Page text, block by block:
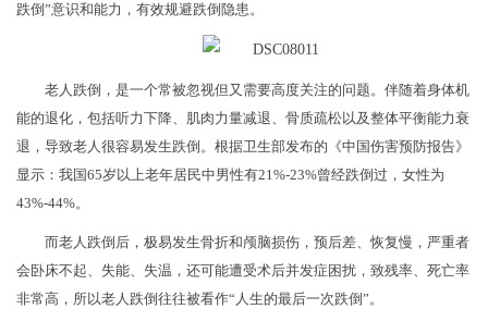
跌倒”意识和能力，有效规避跌倒隐患。
老人跌倒，是一个常被忽视但又需要高度关注的问题。伴随着身体机
能的退化，包括听力下降、肌肉力量减退、骨质疏松以及整体平衡能力衰
退，导致老人很容易发生跌倒。根据卫生部发布的《中国伤害预防报告》
显示：我国65岁以上老年居民中男性有21%-23%曾经跌倒过，女性为
43%-44%。
而老人跌倒后，极易发生骨折和颅脑损伤，预后差、恢复慢，严重者
会卧床不起、失能、失温，还可能遭受术后并发症困扰，致残率、死亡率
非常高，所以老人跌倒往往被看作“人生的最后一次跌倒”。